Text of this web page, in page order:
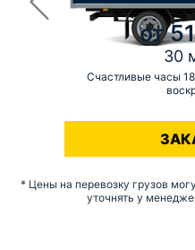
от
30
Счастливые часы
* Цены на перевозку грузов
уточнять у